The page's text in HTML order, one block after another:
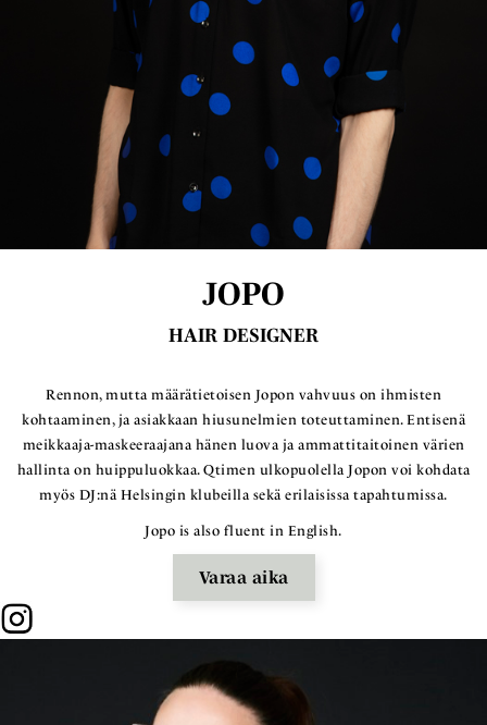
JOPO
HAIR DESIGNER
Rennon, mutta määrätietoisen Jopon vahvuus on ihmisten
kohtaaminen, ja asiakkaan hiusunelmien toteuttaminen. Entisenä
meikkaaja-maskeeraajana hänen luova ja ammattitaitoinen värien
hallinta on huippuluokkaa. Qtimen ulkopuolella Jopon voi kohdata
myös DJ:nä Helsingin klubeilla sekä erilaisissa tapahtumissa.
Jopo is also fluent in English.
Varaa aika